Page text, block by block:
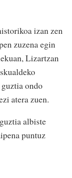
izan zen
zuzena egin
Lizartzan
ondo
atera zuen.
albiste
puntuz